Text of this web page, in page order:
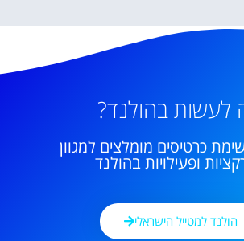
לעשות בהולנד?
כרטיסים מומלצים למגוון
ופעילויות בהולנד
הולנד למטייל הישראלי